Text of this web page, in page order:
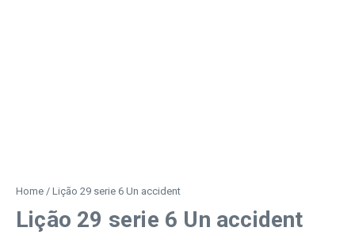
Home / Lição 29 serie 6 Un accident
Lição 29 serie 6 Un accident